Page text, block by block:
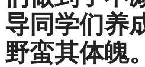
导同学们养
野蛮其体魄。